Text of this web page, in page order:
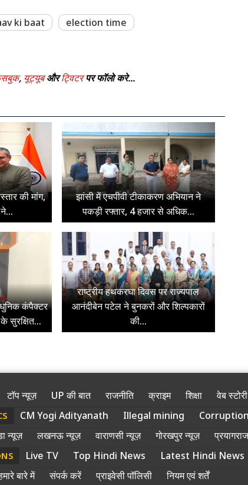
ki baat
election time
, यूट्यूबऔरट्विटरपर फॉलो करे...
की मांग,
झांसी में एचपीवी टीकाकरण अभियान ने
पकड़ी रफ्तार, 4 हजार से अधिक...
कंपैक्टर
सुरक्षित...
राष्ट्रीय हथकरघा दिवस पर राज्यपाल
आनंदीबेन पटेल ने बुनकरों और शिल्पकारों
की...
टॉप न्यूज़ UP की बात राजनीति क्राइम शिक्षा वेब स्टोरी
CM Yogi Adityanath Illegal mining Corruption
न्यूज़ लखनऊ न्यूज़ वाराणसी न्यूज़ गोरखपुर न्यूज़
Live TV Top Hindi News Latest Hindi News
बारे में संपर्क करें प्राइवेसी पॉलिसी नियम एवं शर्तें